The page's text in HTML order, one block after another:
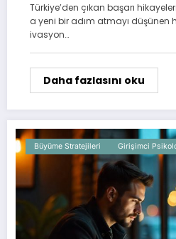
Türkiye’den çıkan başarı
a yeni bir adım atmayı düşünen
ivasyon…
Daha fazlasını oku
Büyüme Stratejileri Girişimci